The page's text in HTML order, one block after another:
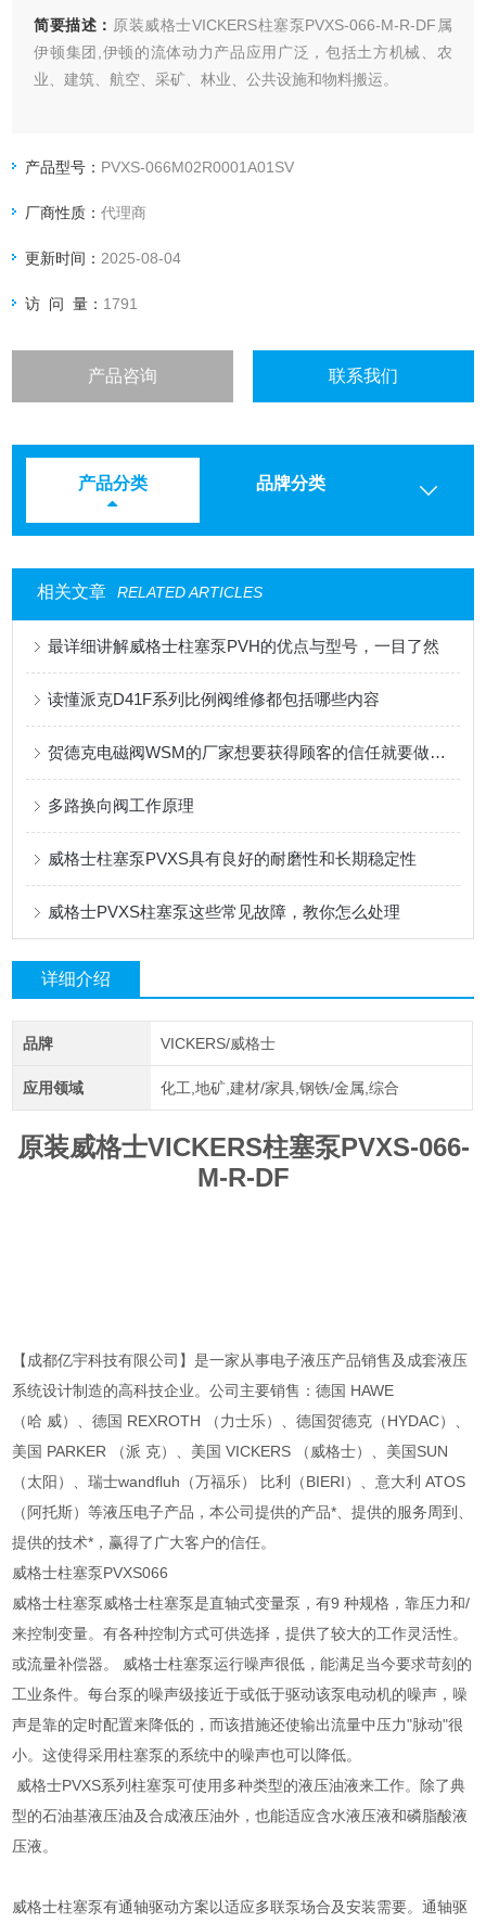
简要描述： 原装威格士VICKERS柱塞泵PVXS-066-M-R-DF属
伊顿集团,伊顿的流体动力产品应用广泛，包括土方机械、农
业、建筑、航空、采矿、林业、公共设施和物料搬运。
产品型号： PVXS-066M02R0001A01SV
厂商性质：代理商
更新时间： 2025-08-04
访 问 量： 1791
产品咨询 联系我们
产品分类 品牌分类
相关文章 RELATED ARTICLES
最详细讲解威格士柱塞泵PVH的优点与型号，一目了然
读懂派克D41F系列比例阀维修都包括哪些内容
贺德克电磁阀WSM的厂家想要获得顾客的信任就要做到这三点
多路换向阀工作原理
威格士柱塞泵PVXS具有良好的耐磨性和长期稳定性
威格士PVXS柱塞泵这些常见故障，教你怎么处理
详细介绍
品牌 VICKERS/威格士
应用领域 化工,地矿,建材/家具,钢铁/金属,综合
原装威格士VICKERS柱塞泵PVXS-066-
M-R-DF
【成都亿宇科技有限公司】是一家从事电子液压产品销售及成套液压
系统设计制造的高科技企业。公司主要销售：德国 HAWE
（哈 威）、德国 REXROTH （力士乐）、德国贺德克（HYDAC）、
美国 PARKER （派 克）、美国 VICKERS （威格士）、美国SUN
（太阳）、瑞士wandfluh（万福乐） 比利（BIERI）、意大利 ATOS
（阿托斯）等液压电子产品，本公司提供的产品*、提供的服务周到、
提供的技术*，赢得了广大客户的信任。
威格士柱塞泵PVXS066
威格士柱塞泵威格士柱塞泵是直轴式变量泵，有9 种规格，靠压力和/
来控制变量。有各种控制方式可供选择，提供了较大的工作灵活性。
或流量补偿器。 威格士柱塞泵运行噪声很低，能满足当今要求苛刻的
工业条件。每台泵的噪声级接近于或低于驱动该泵电动机的噪声，噪
声是靠的定时配置来降低的，而该措施还使输出流量中压力"脉动"很
小。这使得采用柱塞泵的系统中的噪声也可以降低。
威格士PVXS系列柱塞泵可使用多种类型的液压油液来工作。除了典
型的石油基液压油及合成液压油外，也能适应含水液压液和磷脂酸液
压液。
威格士柱塞泵有通轴驱动方案以适应多联泵场合及安装需要。通轴驱